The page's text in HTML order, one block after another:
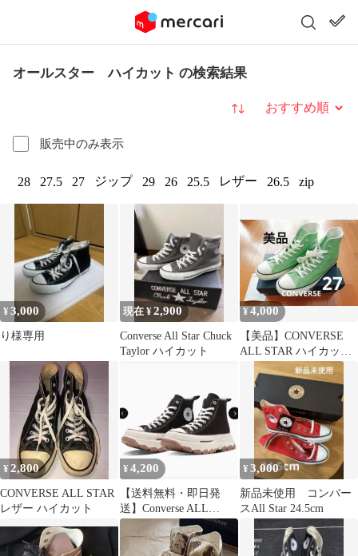
オールスター ハイカット の検索結果
販売中のみ表示
並び替え
28 27.5 27 ジップ 29 26 25.5 レザー 26.5 zip
¥3,000
り様専用
現在 ¥2,900
Converse All Star Chuck
Taylor ハイカット
¥4,000
【美品】CONVERSE
ALL STAR ハイカット
グリーン スニーカー
¥2,800
CONVERSE ALL STAR
レザー ハイカット
¥4,200
【送料無料・即日発
送】Converse ALL
STAR 厚底 ハイカット
¥3,000
新品未使用 コンバー
スAll Star 24.5cm